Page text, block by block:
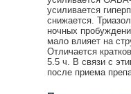
усиливается
снижается.
ночных
мало влияет на
Отличается
5.5 ч. В связи с
после приема